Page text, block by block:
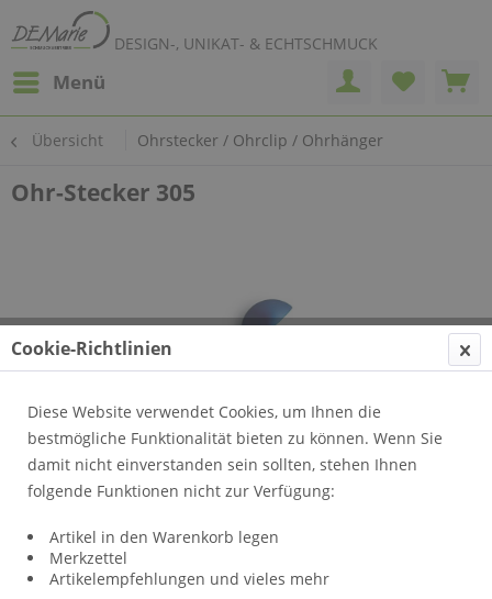
DESIGN-, UNIKAT- & ECHTSCHMUCK
Menü
Übersicht Ohrstecker / Ohrclip / Ohrhänger
Ohr-Stecker 305
Farbe OTRACOSA
Cookie-Richtlinien
Diese Website verwendet Cookies, um Ihnen die
bestmögliche Funktionalität bieten zu können. Wenn Sie
damit nicht einverstanden sein sollten, stehen Ihnen
folgende Funktionen nicht zur Verfügung:
Artikel in den Warenkorb legen
Merkzettel
Artikelempfehlungen und vieles mehr